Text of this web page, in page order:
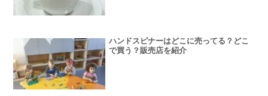
ハンドスピナーはどこに売ってる？どこ
で買う？販売店を紹介